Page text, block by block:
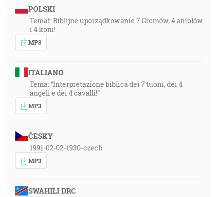
POLSKI
Temat: Biblijne uporządkowanie 7 Gromów, 4 aniołów
i 4 koni!
MP3
ITALIANO
Tema: “Interpretazione biblica dei 7 tuoni, dei 4
angeli e dei 4 cavalli!”
MP3
ČESKY
1991-02-02-1930-czech
MP3
SWAHILI DRC